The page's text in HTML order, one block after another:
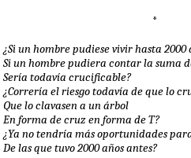
*
¿Si un hombre pudiese vivir hasta 2000
Si un hombre pudiera contar la suma
Sería todavía crucificable?
¿Correría el riesgo todavía de que lo
Que lo clavasen a un árbol
En forma de cruz en forma de T?
¿Ya no tendría más oportunidades
De las que tuvo 2000 años antes?